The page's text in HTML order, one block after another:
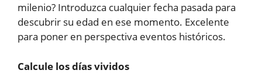
milenio? Introduzca cualquier fecha pasada para
descubrir su edad en ese momento. Excelente
para poner en perspectiva eventos históricos.
Calcule los días vividos